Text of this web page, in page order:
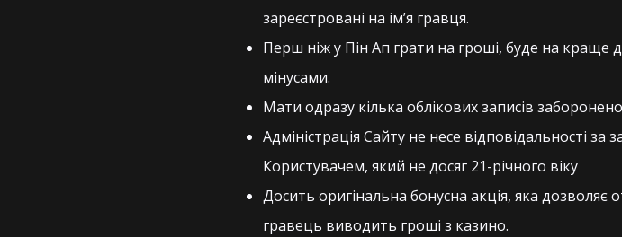
зареєстровані на ім’я гравця.
Перш ніж у Пін Ап грати на гроші, буде на
мінусами.
Мати одразу кілька облікових записів
Адміністрація Сайту не несе відповідальності за
Користувачем, який не досяг 21-річного віку
Досить оригінальна бонусна акція, яка
гравець виводить гроші з казино.